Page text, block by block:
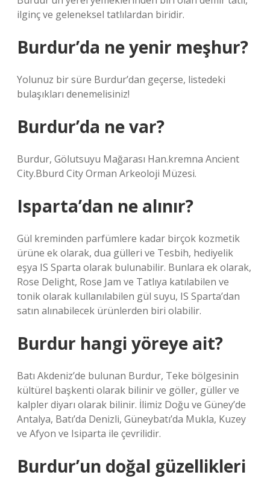
ilginç ve geleneksel tatlılardan biridir.
Burdur’da ne yenir meşhur?
Yolunuz bir süre Burdur’dan geçerse, listedeki
bulaşıkları denemelisiniz!
Burdur’da ne var?
Burdur, Gölutsuyu Mağarası Han.kremna Ancient
City.Bburd City Orman Arkeoloji Müzesi.
Isparta’dan ne alınır?
Gül kreminden parfümlere kadar birçok kozmetik
ürüne ek olarak, dua gülleri ve Tesbih, hediyelik
eşya IS Sparta olarak bulunabilir. Bunlara ek olarak,
Rose Delight, Rose Jam ve Tatlıya katılabilen ve
tonik olarak kullanılabilen gül suyu, IS Sparta’dan
satın alınabilecek ürünlerden biri olabilir.
Burdur hangi yöreye ait?
Batı Akdeniz’de bulunan Burdur, Teke bölgesinin
kültürel başkenti olarak bilinir ve göller, güller ve
kalpler diyarı olarak bilinir. İlimiz Doğu ve Güney’de
Antalya, Batı’da Denizli, Güneybatı’da Mukla, Kuzey
ve Afyon ve Isiparta ile çevrilidir.
Burdur’un doğal güzellikleri